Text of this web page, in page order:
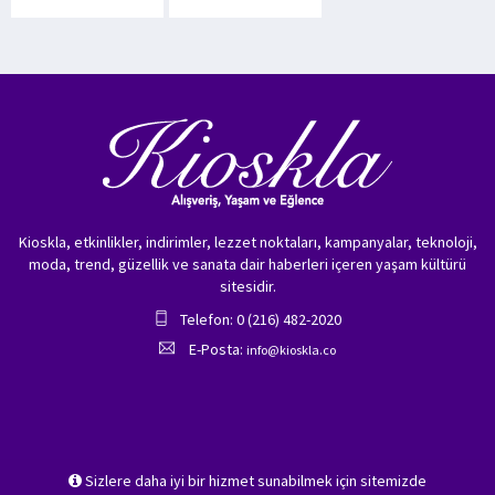
Sizlere daha iyi bir hizmet sunabilmek için sitemizde
Kioskla, etkinlikler, indirimler, lezzet noktaları, kampanyalar, teknoloji,
moda, trend, güzellik ve sanata dair haberleri içeren yaşam kültürü
sitesidir.
Telefon: 0 (216) 482-2020
E-Posta: info@kioskla.co